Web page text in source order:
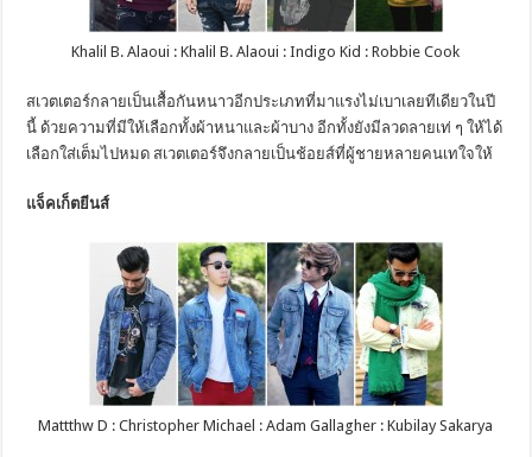
Khalil B. Alaoui : Khalil B. Alaoui : Indigo Kid : Robbie Cook
สเวตเตอร์กลายเป็นเสื้อกันหนาวอีกประเภทที่มาแรงไม่เบาเลยทีเดียวในปี
นี้ ด้วยความที่มีให้เลือกทั้งผ้าหนาและผ้าบาง อีกทั้งยังมีลวดลายเท่ ๆ ให้ได้
เลือกใส่เต็มไปหมด สเวตเตอร์จึงกลายเป็นช้อยส์ที่ผู้ชายหลายคนเทใจให้
แจ็คเก็ตยีนส์
Mattthw D : Christopher Michael : Adam Gallagher : Kubilay Sakarya